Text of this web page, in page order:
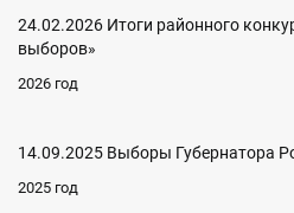
24.02.2026 Итоги районного
выборов»
2026 год
14.09.2025 Выборы Губернатора
2025 год